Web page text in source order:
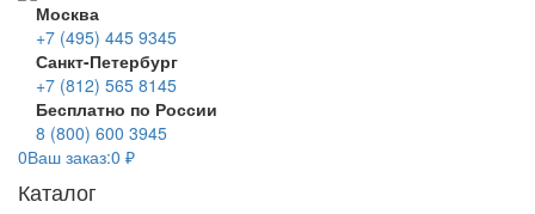
Москва
+7 (495) 445 9345
Санкт-Петербург
+7 (812) 565 8145
Бесплатно по России
8 (800) 600 3945
0Ваш заказ:0 ₽
Каталог